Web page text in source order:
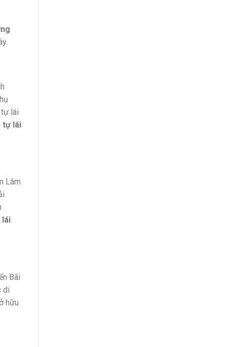
lái
tự lái
Lâm
lái
Bãi
di
hữu